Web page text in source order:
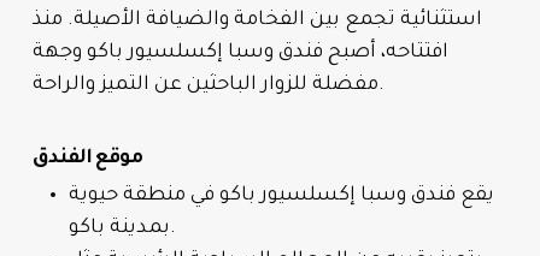
استثنائية تجمع بين الفخامة والضيافة الأصيلة. منذ
افتتاحه، أصبح فندق وسبا إكسلسيور باكو وجهة
مفضلة للزوار الباحثين عن التميز والراحة.
موقع الفندق
يقع فندق وسبا إكسلسيور باكو في منطقة حيوية
بمدينة باكو.